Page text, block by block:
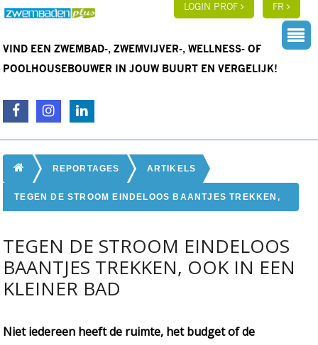
LOGIN PROF FR
VIND EEN ZWEMBAD-, ZWEMVIJVER-, WELLNESS- OF
POOLHOUSEBOUWER IN JOUW BUURT EN VERGELIJK!
REPORTAGES ARTIKELS
TEGEN DE STROOM EINDELOOS BAANTJES TREKKEN,
TEGEN DE STROOM EINDELOOS
BAANTJES TREKKEN, OOK IN EEN
KLEINER BAD
Niet iedereen heeft de ruimte, het budget of de